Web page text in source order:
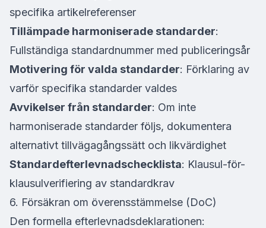
specifika artikelreferenser
Tillämpade harmoniserade standarder:
Fullständiga standardnummer med publiceringsår
Motivering för valda standarder: Förklaring av
varför specifika standarder valdes
Avvikelser från standarder: Om inte
harmoniserade standarder följs, dokumentera
alternativt tillvägagångssätt och likvärdighet
Standardefterlevnadschecklista: Klausul-för-
klausulverifiering av standardkrav
6. Försäkran om överensstämmelse (DoC)
Den formella efterlevnadsdeklarationen: